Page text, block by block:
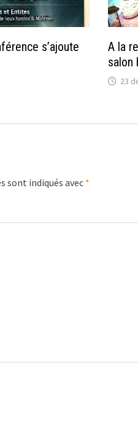
s’ajoute
A la
salon
23
sont indiqués avec *